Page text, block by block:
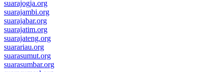
suarajogja.org
suarajambi.org
suarajabar.org
suarajatim.org
suarajateng.org
suarariau.org
suarasumut.org
suarasumbar.org